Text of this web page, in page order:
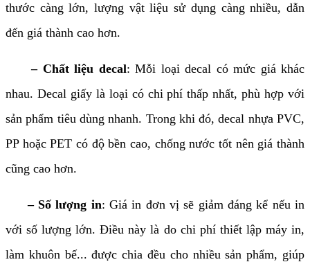
thước càng lớn, lượng vật liệu sử dụng càng nhiều, dẫn
đến giá thành cao hơn.
– Chất liệu decal: Mỗi loại decal có mức giá khác
nhau. Decal giấy là loại có chi phí thấp nhất, phù hợp với
sản phẩm tiêu dùng nhanh. Trong khi đó, decal nhựa PVC,
PP hoặc PET có độ bền cao, chống nước tốt nên giá thành
cũng cao hơn.
– Số lượng in: Giá in đơn vị sẽ giảm đáng kể nếu in
với số lượng lớn. Điều này là do chi phí thiết lập máy in,
làm khuôn bế... được chia đều cho nhiều sản phẩm, giúp